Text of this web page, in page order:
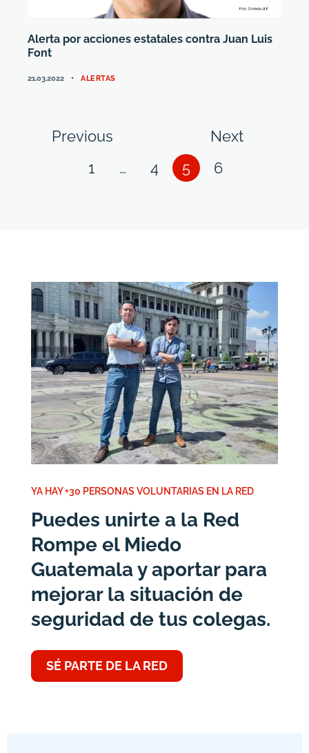
Alerta por acciones estatales contra Juan Luis
Font
21.03.2022 CATEGORIES
ALERTAS
Posts
navigation
PreviousPage
Page
1 … Page
4 Page
5 Page
6
NextPage
YA HAY +30 PERSONAS VOLUNTARIAS EN LA RED
Puedes unirte a la Red
Rompe el Miedo
Guatemala y aportar para
mejorar la situación de
seguridad de tus colegas.
SÉ PARTE DE LA RED